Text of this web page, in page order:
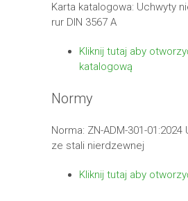
Karta katalogowa: Uchwyty
rur DIN 3567 A
Kliknij tutaj aby
katalogową
Normy
Norma: ZN-ADM-301-
ze stali nierdzewnej
Kliknij tutaj aby